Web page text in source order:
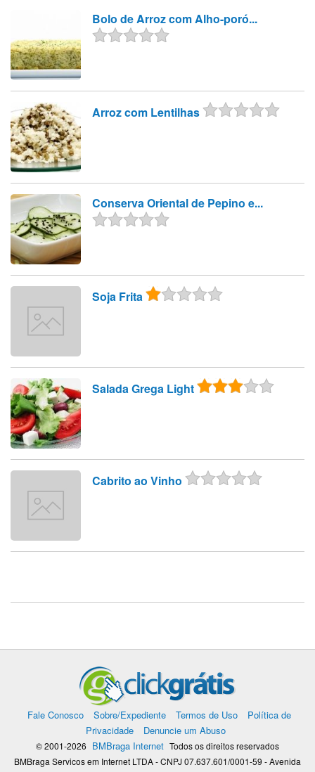
Bolo de Arroz com Alho-poró...
Arroz com Lentilhas
Conserva Oriental de Pepino e...
Soja Frita
Salada Grega Light
Cabrito ao Vinho
Fale Conosco Sobre/Expediente Termos de Uso
Política de
Privacidade
Denuncie um Abuso
© 2001-2026 BMBraga Internet Todos os direitos reservados
BMBraga Servicos em Internet LTDA - CNPJ 07.637.601/0001-59 - Avenida